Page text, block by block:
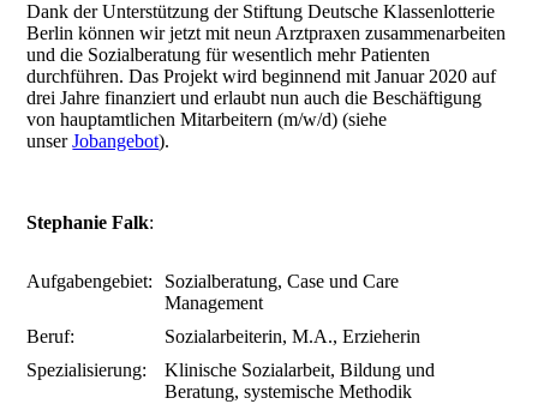
Dank der Unterstützung der Stiftung Deutsche Klassenlotterie
Berlin können wir jetzt mit neun Arztpraxen zusammenarbeiten
und die Sozialberatung für wesentlich mehr Patienten
durchführen. Das Projekt wird beginnend mit Januar 2020 auf
drei Jahre finanziert und erlaubt nun auch die Beschäftigung
von hauptamtlichen Mitarbeitern (m/w/d) (siehe
unserJobangebot).
Stephanie Falk:
Aufgabengebiet: Sozialberatung, Case und Care
Management
Beruf:
Sozialarbeiterin, M.A., Erzieherin
Spezialisierung:
Klinische Sozialarbeit, Bildung und
Beratung, systemische Methodik